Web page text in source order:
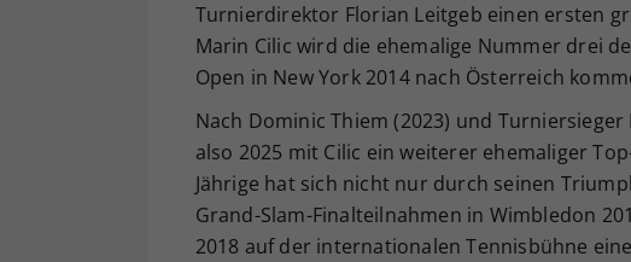
Turnierdirektor Florian Leitgeb einen ersten
Marin Cilic wird die ehemalige Nummer drei
Open in New York 2014 nach Österreich
Nach Dominic Thiem (2023) und
also 2025 mit Cilic ein weiterer ehemaliger
Jährige hat sich nicht nur durch seinen
Grand-Slam-Finalteilnahmen in Wimbledon
2018 auf der internationalen Tennisbühne